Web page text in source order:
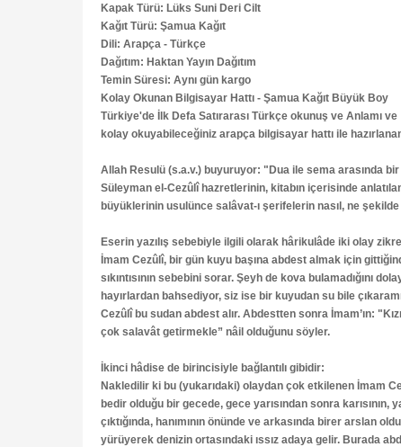
Kapak Türü: Lüks Suni Deri Cilt
Kağıt Türü: Şamua Kağıt
Dili: Arapça - Türkçe
Dağıtım: Haktan Yayın Dağıtım
Temin Süresi: Aynı gün kargo
Kolay Okunan Bilgisayar Hattı - Şamua Kağıt Büyük Boy
Türkiye'de İlk Defa Satırarası Türkçe okunuş ve Anlamı ve
kolay okuyabileceğiniz arapça bilgisayar hattı ile
Allah Resulü (s.a.v.) buyuruyor: "Dua ile sema arasında
Süleyman el-Cezûlî hazretlerinin, kitabın içerisinde
büyüklerinin usulünce salâvat-ı şerifelerin nasıl, ne
Eserin yazılış sebebiyle ilgili olarak hârikulâde iki olay
İmam Cezûlî, bir gün kuyu başına abdest almak için
sıkıntısının sebebini sorar. Şeyh de kova bulamadığını
hayırlardan bahsediyor, siz ise bir kuyudan su bile
Cezûlî bu sudan abdest alır. Abdestten sonra İmam’ın:
çok salavât getirmekle” nâil olduğunu söyler.
İkinci hâdise de birincisiyle bağlantılı gibidir:
Nakledilir ki bu (yukarıdaki) olaydan çok etkilenen İmam
bedir olduğu bir gecede, gece yarısından sonra
çıktığında, hanımının önünde ve arkasında birer arslan
yürüyerek denizin ortasındaki ıssız adaya gelir. Burada